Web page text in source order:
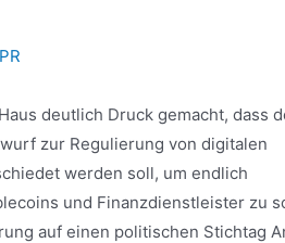
deutlich Druck gemacht, dass
zur Regulierung von digitalen
werden soll, um endlich
und Finanzdienstleister zu
auf einen politischen Stichtag